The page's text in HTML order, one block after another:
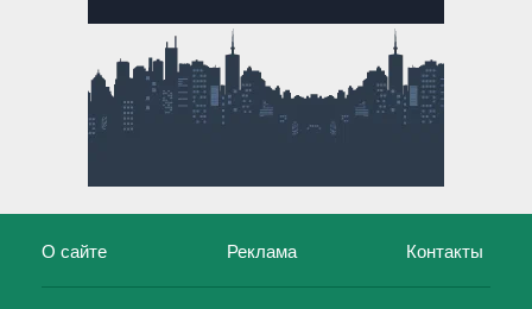
О сайте Реклама Контакты